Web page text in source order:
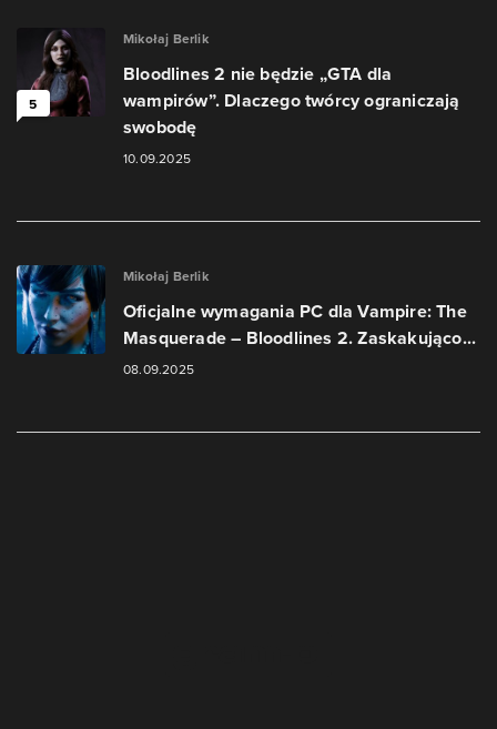
5
Mikołaj Berlik
Bloodlines 2 nie będzie „GTA dla
wampirów”. Dlaczego twórcy ograniczają
swobodę
10.09.2025
Mikołaj Berlik
Oficjalne wymagania PC dla Vampire: The
Masquerade – Bloodlines 2. Zaskakująco...
08.09.2025